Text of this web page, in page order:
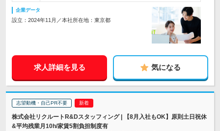
企業データ
設立：2024年11月／本社所在地：東京都
求人詳細を見る 気になる
志望動機・自己PR不要
株式会社リクルートR&Dスタッフィング | 【8月入社もOK】原則土日祝休
&平均残業月10h/家賃5割負担制度有